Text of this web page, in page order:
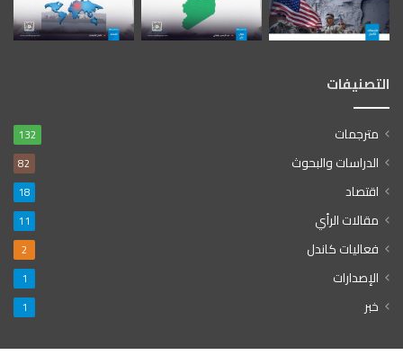
التصنيفات
مترجمات 132
الدراسات والبحوث 82
اقتصاد 18
مقالات الرأي 11
فعاليات كاندل 2
الإصدارات 1
خبر 1